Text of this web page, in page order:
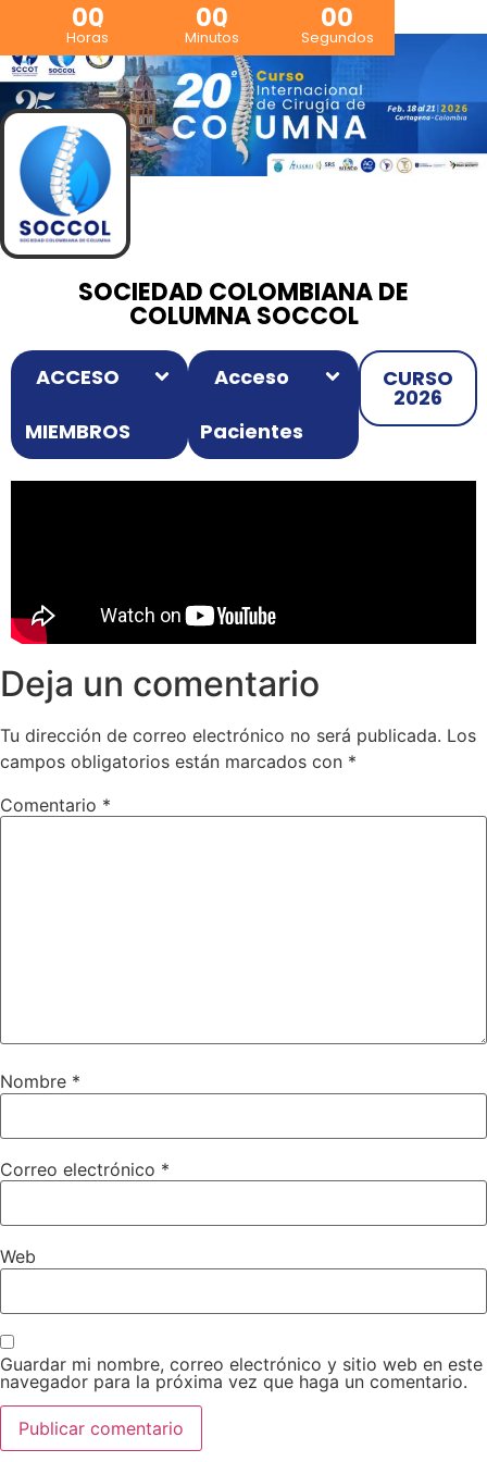
00
Horas
00
Minutos
00
Segundos
SOCIEDAD COLOMBIANA DE
COLUMNA SOCCOL
ACCESO
MIEMBROS
Acceso
Pacientes
CURSO
2026
Deja un comentario
Tu dirección de correo electrónico no será publicada. Los
campos obligatorios están marcados con *
Comentario *
Nombre *
Correo electrónico *
Web
Guardar mi nombre, correo electrónico y sitio web en este
navegador para la próxima vez que haga un comentario.